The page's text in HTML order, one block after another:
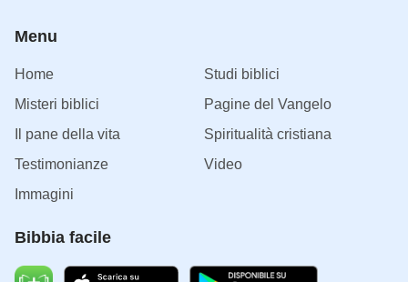
Menu
Home
Studi biblici
Misteri biblici
Pagine del Vangelo
Il pane della vita
Spiritualità cristiana
Testimonianze
Video
Immagini
Bibbia facile